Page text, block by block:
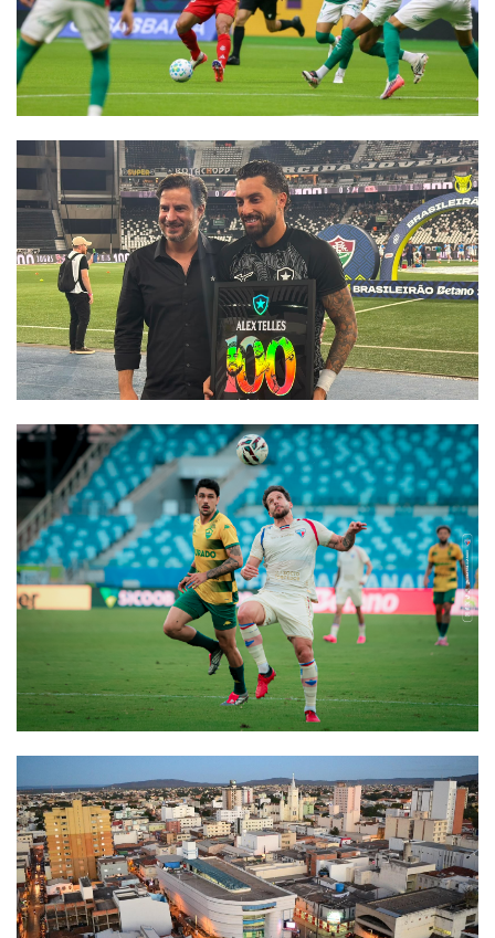
Termos de uso Sitemap
Copyright © 2025 Campos24horas seu
jornal na internet - Byafirma.cc